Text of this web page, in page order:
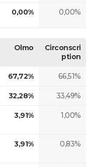
0,00% 0,00%
Olmo
Circonscri
ption
67,72% 66,51%
32,28% 33,49%
3,91% 1,00%
3,91% 0,83%